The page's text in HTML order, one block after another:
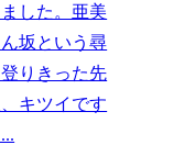
した。亜美
坂という尋
りきった先
キツイです